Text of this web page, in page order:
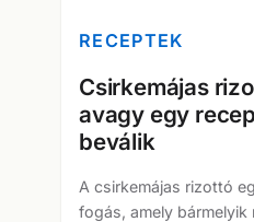
RECEPTEK
Csirkemájas
avagy egy
beválik
A csirkemájas rizottó
fogás, amely